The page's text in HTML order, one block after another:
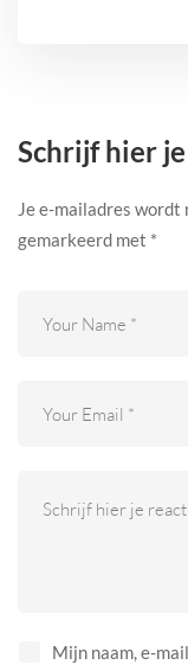
Schrijf hier
Je e-mailadres wordt
gemarkeerd met *
Mijn naam, e-